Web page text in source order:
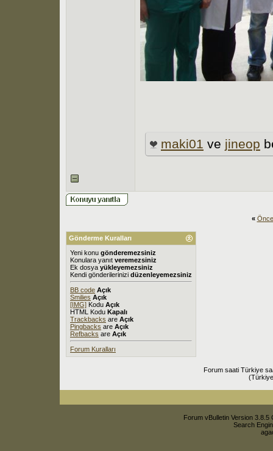
maki01 ve jineop
«
Gönderme Kuralları
Yeni konu gönderemezsiniz
Konulara yanıt veremezsiniz
Ek dosya yükleyemezsiniz
Kendi gönderilerinizi düzenleyemezsiniz
BB code Açık
Smilies Açık
[IMG] Kodu Açık
HTML Kodu Kapalı
Trackbacks are Açık
Pingbacks are Açık
Refbacks are Açık
Forum Kuralları
Forum saati Türkiye
Forum vBulletin Version
Search